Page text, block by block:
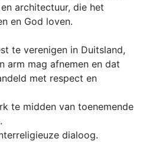
architectuur, die het
en God loven.
te verenigen in Duitsland,
arm mag afnemen en dat
met respect en
te midden van toenemende
dialoog.